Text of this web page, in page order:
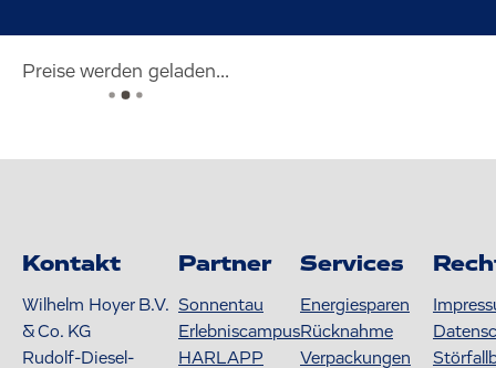
Preise werden geladen...
Kontakt
Wilhelm Hoyer B.V.
& Co. KG
Rudolf-Diesel-
Partner
Sonnentau
Erlebniscampus
HARLAPP
Services
Energiesparen
Rücknahme
Verpackungen